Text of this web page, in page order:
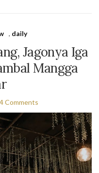
, daily
Jagonya Iga
Mangga
4 Comments